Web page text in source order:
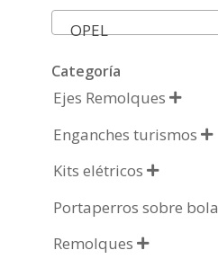
OPEL
Categoría
Ejes Remolques 
Enganches turismos 
Kits elétricos 
Portaperros sobre bola
Remolques 